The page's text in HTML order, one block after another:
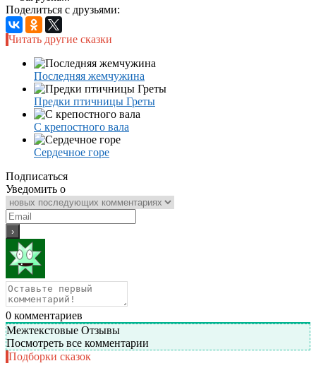
Поделиться с друзьями:
Читать другие сказки
Последняя жемчужина
Предки птичницы Греты
С крепостного вала
Сердечное горе
Подписаться
Уведомить о
0 комментариев
Межтекстовые Отзывы
Посмотреть все комментарии
Подборки сказок